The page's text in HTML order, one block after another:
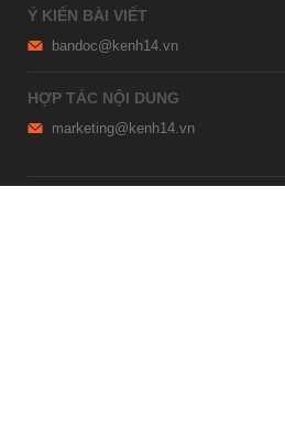
Ý KIẾN BÀI VIẾT
bandoc@kenh14.vn
HỢP TÁC NỘI DUNG
marketing@kenh14.vn